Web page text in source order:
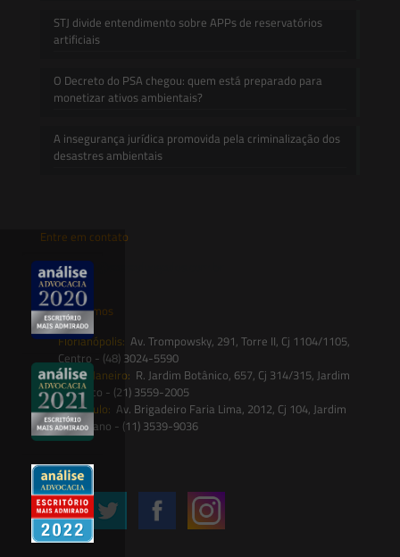
STJ divide entendimento sobre APPs de reservatórios
artificiais
O Decreto do PSA chegou: quem está preparado para
monetizar ativos ambientais?
A insegurança jurídica promovida pela criminalização dos
desastres ambientais
Entre em contato
contato@saesadvogados.com.br
Onde estamos
Florianópolis: Av. Trompowsky, 291, Torre II, Cj 1104/1105,
Centro - (48) 3024-5590
Rio de Janeiro: R. Jardim Botânico, 657, Cj 314/315, Jardim
Botânico - (21) 3559-2005
São Paulo: Av. Brigadeiro Faria Lima, 2012, Cj 104, Jardim
Paulistano - (11) 3539-9036
Siga-nos